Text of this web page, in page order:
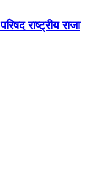
राष्ट्रीय राजा